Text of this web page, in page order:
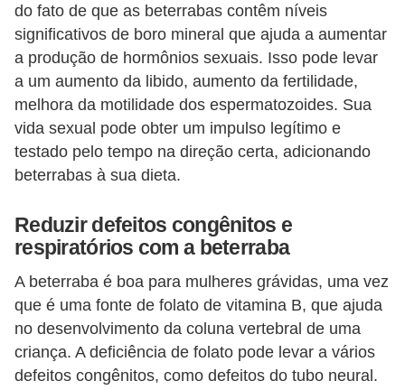
do fato de que as beterrabas contêm níveis
significativos de boro mineral que ajuda a aumentar
a produção de hormônios sexuais. Isso pode levar
a um aumento da libido, aumento da fertilidade,
melhora da motilidade dos espermatozoides. Sua
vida sexual pode obter um impulso legítimo e
testado pelo tempo na direção certa, adicionando
beterrabas à sua dieta.
Reduzir defeitos congênitos e
respiratórios com a beterraba
A beterraba é boa para mulheres grávidas, uma vez
que é uma fonte de folato de vitamina B, que ajuda
no desenvolvimento da coluna vertebral de uma
criança. A deficiência de folato pode levar a vários
defeitos congênitos, como defeitos do tubo neural.